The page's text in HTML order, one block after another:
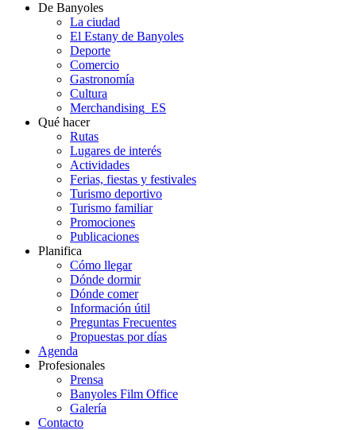
De Banyoles
La ciudad
El Estany de Banyoles
Deporte
Comercio
Gastronomía
Cultura
Merchandising_ES
Qué hacer
Rutas
Lugares de interés
Actividades
Ferias, fiestas y festivales
Turismo deportivo
Turismo familiar
Promociones
Publicaciones
Planifica
Cómo llegar
Dónde dormir
Dónde comer
Información útil
Preguntas Frecuentes
Propuestas por días
Agenda
Profesionales
Prensa
Banyoles Film Office
Galería
Contacto